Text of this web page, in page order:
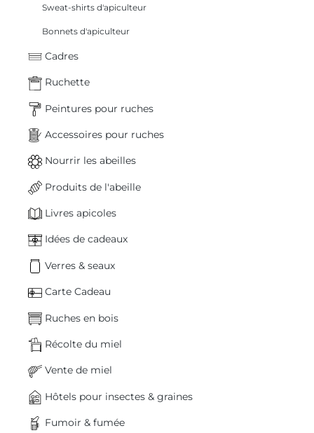
Sweat-shirts d'apiculteur
Bonnets d'apiculteur
Cadres
Ruchette
Peintures pour ruches
Accessoires pour ruches
Nourrir les abeilles
Produits de l'abeille
Livres apicoles
Idées de cadeaux
Verres & seaux
Carte Cadeau
Ruches en bois
Récolte du miel
Vente de miel
Hôtels pour insectes & graines
Fumoir & fumée